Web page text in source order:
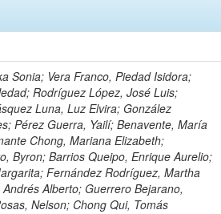
Sonia; Vera Franco, Piedad Isidora;
Rodríguez López, José Luis;
Luna, Luz Elvira; González
Pérez Guerra, Yailí; Benavente, María
Chong, Mariana Elizabeth;
Byron; Barrios Queipo, Enrique Aurelio;
Fernández Rodríguez, Martha
Alberto; Guerrero Bejarano,
Nelson; Chong Qui, Tomás